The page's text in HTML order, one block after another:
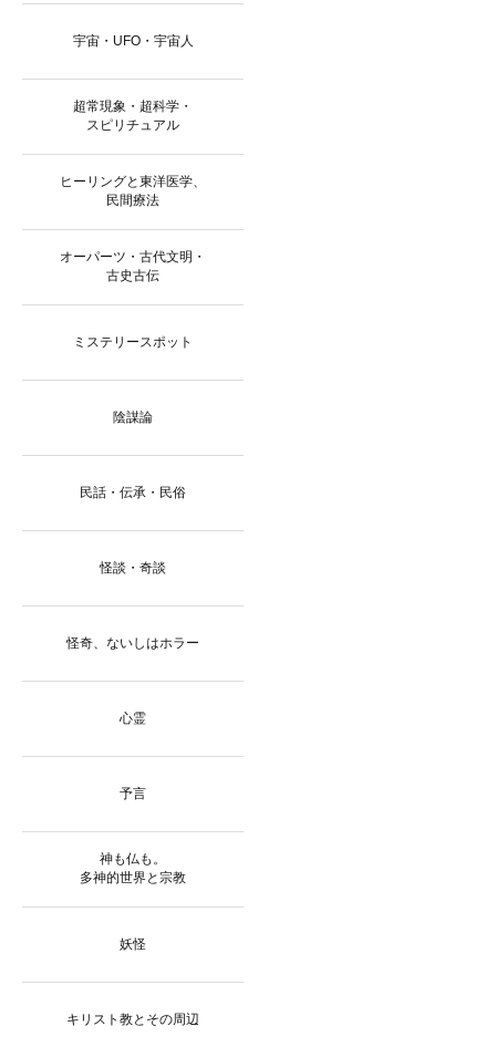
宇宙・UFO・宇宙人
超常現象・超科学・
スピリチュアル
ヒーリングと東洋医学、
民間療法
オーパーツ・古代文明・
古史古伝
ミステリースポット
陰謀論
民話・伝承・民俗
怪談・奇談
怪奇、ないしはホラー
心霊
予言
神も仏も。
多神的世界と宗教
妖怪
キリスト教とその周辺